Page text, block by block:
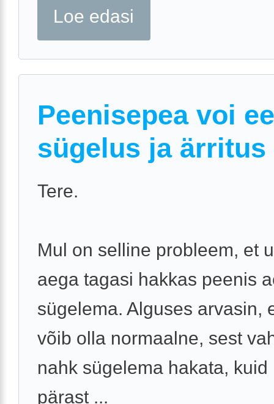
Loe edasi
Peenisepea voi
sügelus ja ärritus
Tere.
Mul on selline probleem, et
aega tagasi hakkas peenis
sügelema. Alguses arvasin,
võib olla normaalne, sest
nahk sügelema hakata, kuid
pärast ...